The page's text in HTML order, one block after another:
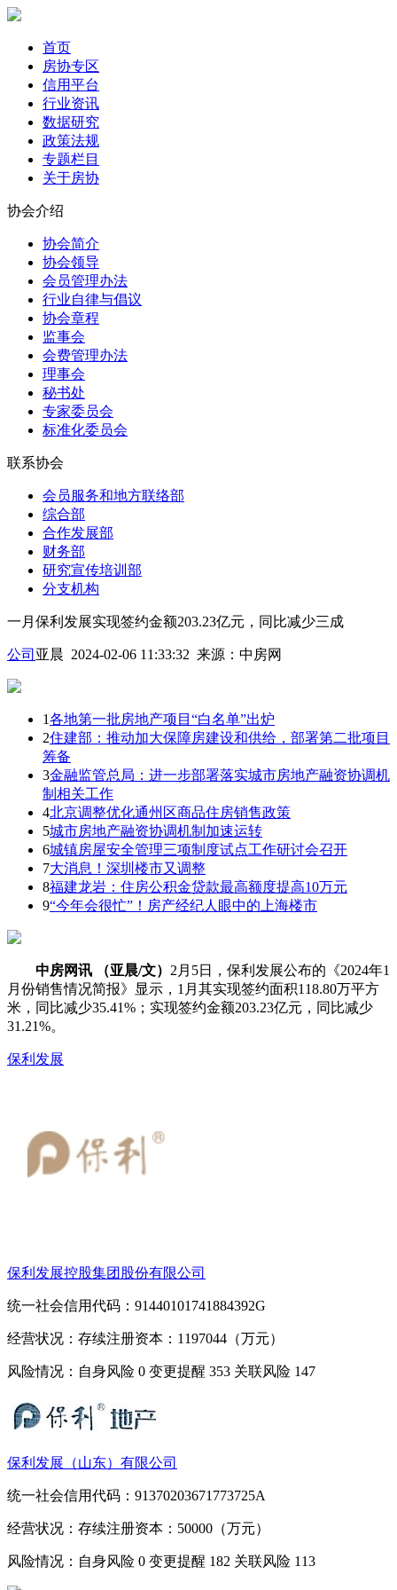
首页
房协专区
信用平台
行业资讯
数据研究
政策法规
专题栏目
关于房协
协会介绍
协会简介
协会领导
会员管理办法
行业自律与倡议
协会章程
监事会
会费管理办法
理事会
秘书处
专家委员会
标准化委员会
联系协会
会员服务和地方联络部
综合部
合作发展部
财务部
研究宣传培训部
分支机构
一月保利发展实现签约金额203.23亿元，同比减少三成
公司 亚晨 2024-02-06 11:33:32 来源： 中房网
1各地第一批房地产项目“白名单”出炉
2住建部：推动加大保障房建设和供给，部署第二批项目
筹备
3金融监管总局：进一步部署落实城市房地产融资协调机
制相关工作
4北京调整优化通州区商品住房销售政策
5城市房地产融资协调机制加速运转
6城镇房屋安全管理三项制度试点工作研讨会召开
7大消息！深圳楼市又调整
8福建龙岩：住房公积金贷款最高额度提高10万元
9“今年会很忙”！房产经纪人眼中的上海楼市
中房网讯 （亚晨/文） 2月5日，保利发展公布的《2024年1
月份销售情况简报》显示，1月其实现签约面积118.80万平方
米，同比减少35.41%；实现签约金额203.23亿元，同比减少
31.21%。
保利发展
保利发展控股集团股份有限公司
统一社会信用代码：91440101741884392G
经营状况：存续注册资本：1197044（万元）
风险情况：自身风险 0 变更提醒 353 关联风险 147
保利发展（山东）有限公司
统一社会信用代码：91370203671773725A
经营状况：存续注册资本：50000（万元）
风险情况：自身风险 0 变更提醒 182 关联风险 113